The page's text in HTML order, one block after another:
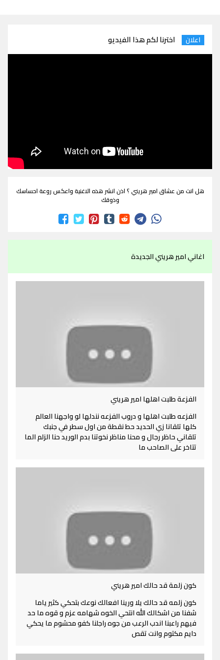
اعلان اخترنا لكم هذا الفيديو
هل انت من عشاق امير هريني ؟ اذن انشر هذه الاغنية واعكس روعة احساسك
وذوقك
اغاني امير هريني الجديدة
الفزعة طلبت اهلها امير هريني
الفزعه طلبت اهلها و دروب الفزعه نندلها لو واجهنا العالم
كلها تلقانا زي الحديد حط نقطة من اول سطر في جنبك
تلقاني حاظر رجال و محنا مناظر نخوتنا بدم الوريد حنا الزلم الما
تتاخر على الصاحب ما
كون زلمة قد حالك امير هريني
كون زلمه قد حالك يلا ورينا افعالك نوعك بتحكي كثير ياما
شفنا من اشكالك الله انتحي الخوه شهامه عزم و قوه ما حد
فيهم راعبنا اندب الرعب من جوه راجلنا كفو محشوم ما يحكي
دايم مكتوم وانت تقص